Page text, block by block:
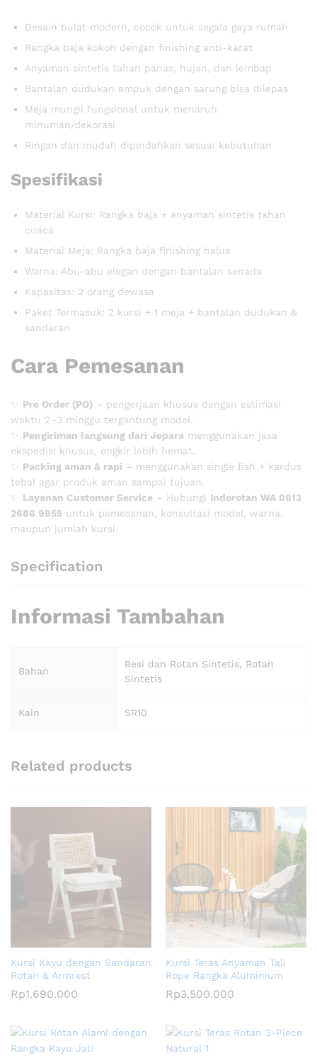
Desain bulat modern, cocok untuk segala gaya rumah
Rangka baja kokoh dengan finishing anti-karat
Anyaman sintetis tahan panas, hujan, dan lembap
Bantalan dudukan empuk dengan sarung bisa dilepas
Meja mungil fungsional untuk menaruh
minuman/dekorasi
Ringan dan mudah dipindahkan sesuai kebutuhan
Spesifikasi
Material Kursi: Rangka baja + anyaman sintetis tahan
cuaca
Material Meja: Rangka baja finishing halus
Warna: Abu-abu elegan dengan bantalan senada
Kapasitas: 2 orang dewasa
Paket Termasuk: 2 kursi + 1 meja + bantalan dudukan &
sandaran
Cara Pemesanan
Pre Order (PO) – pengerjaan khusus dengan estimasi
waktu 2–3 minggu tergantung model.
Pengiriman langsung dari Jepara menggunakan jasa
ekspedisi khusus, ongkir lebih hemat.
Packing aman & rapi – menggunakan single fish + kardus
tebal agar produk aman sampai tujuan.
Layanan Customer Service – Hubungi Indorotan WA 0813
2686 9955 untuk pemesanan, konsultasi model, warna,
maupun jumlah kursi.
Specification
Informasi Tambahan
Bahan
Besi dan Rotan Sintetis, Rotan
Sintetis
Kain SR10
Related products
Kursi Kayu dengan Sandaran
Rotan & Armrest
Rp1.690.000
Kursi Teras Anyaman Tali
Rope Rangka Aluminium
Rp3.500.000